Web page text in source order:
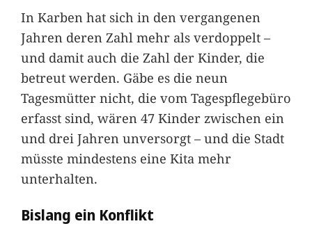
In Karben hat sich in den vergangenen
Jahren deren Zahl mehr als verdoppelt –
und damit auch die Zahl der Kinder, die
betreut werden. Gäbe es die neun
Tagesmütter nicht, die vom Tagespflegebüro
erfasst sind, wären 47 Kinder zwischen ein
und drei Jahren unversorgt – und die Stadt
müsste mindestens eine Kita mehr
unterhalten.
Bislang ein Konflikt